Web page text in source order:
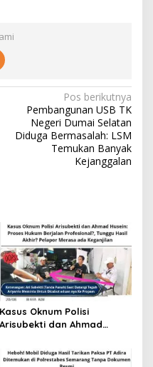
Pos berikutnya
Pembangunan USB TK
Negeri Dumai Selatan
Diduga Bermasalah: LSM
Temukan Banyak
Kejanggalan
Kasus Oknum Polisi
Arisubekti dan Ahmad
Berjalan Profesional?,
Tunggu Hasil Akhir? Pelapor